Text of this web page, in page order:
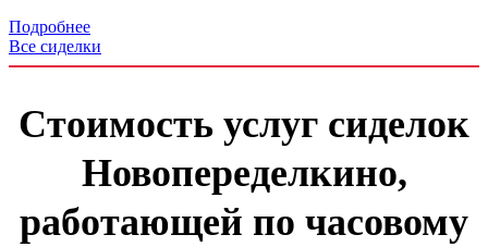
Подробнее
Все сиделки
Стоимость услуг сиделок
Новопеределкино,
работающей по часовому